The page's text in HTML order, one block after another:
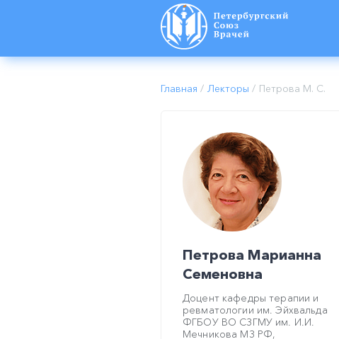
Главная / Лекторы / Петрова М. С.
Петрова Марианна
Семеновна
Доцент кафедры терапии и
ревматологии им. Эйхвальда
ФГБОУ ВО СЗГМУ им. И.И.
Мечникова МЗ РФ,